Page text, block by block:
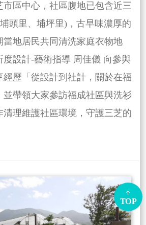
市區中心，社區腹地已包含近三
頭里、埔坪里)，古早味濃厚的
當地居民共同清洗家庭衣物地
度設計-藝術指導 周佳儀 向參與
經歷「從設計到社計，關於在福
並帶領大家參訪福成社區與洗衫
清理維護社區環境，守護三芝的
TOP